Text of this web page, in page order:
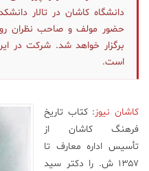
محیط
زیست
علم
فناوری
عکس
دانشگاه کاشان در تالار
برگزار خواهد شد. شرکت در
است.
کاشان نیوز : کتاب تاریخ
فرهنگ کاشان از
تأسیس اداره معارف تا
۱۳۵۷ ش. را دکتر سید